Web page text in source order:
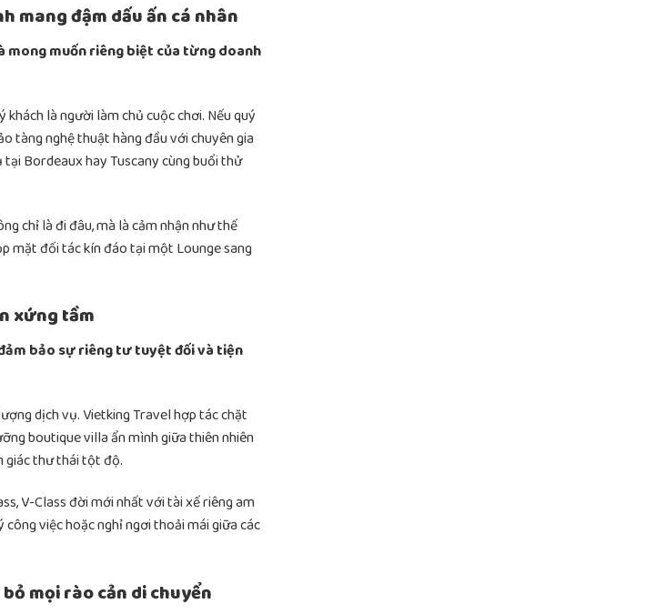
mang đậm dấu ấn cá nhân
mong muốn riêng biệt của từng doanh
là người làm chủ cuộc chơi. Nếu quý
tàng nghệ thuật hàng đầu với chuyên gia
Bordeaux hay Tuscany cùng buổi thử
chỉ là đi đâu, mà là cảm nhận như thế
mặt đối tác kín đáo tại một Lounge sang
xứng tầm
bảo sự riêng tư tuyệt đối và tiện
dịch vụ. Vietking Travel hợp tác chặt
boutique villa ẩn mình giữa thiên nhiên
giác thư thái tột độ.
V-Class đời mới nhất với tài xế riêng am
việc hoặc nghỉ ngơi thoải mái giữa các
mọi rào cản di chuyển